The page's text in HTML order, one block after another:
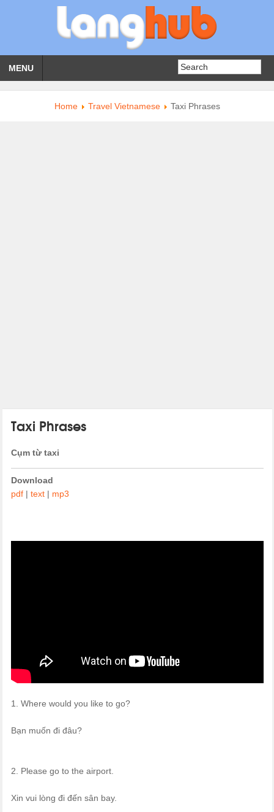
MENU
Home Travel Vietnamese Taxi Phrases
Taxi Phrases
Cụm từ taxi
Download
pdf| text| mp3
1. Where would you like to go?
Bạn muốn đi đâu?
2. Please go to the airport.
Xin vui lòng đi đến sân bay.